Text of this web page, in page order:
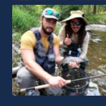
Aucune légende